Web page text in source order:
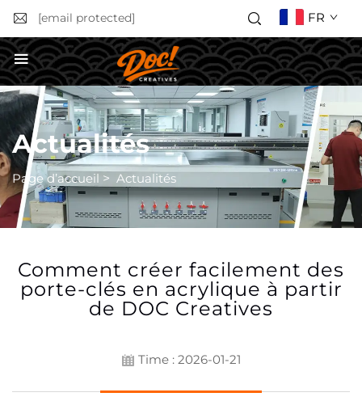
[email protected] FR
Obtenir un devis
Actualités
Page d’accueil > Actualités
Comment créer facilement des
porte-clés en acrylique à partir
de DOC Creatives
Time : 2026-01-21